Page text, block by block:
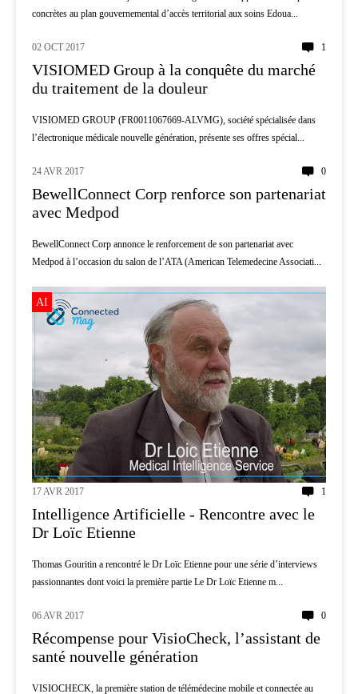
concrètes au plan gouvernemental d’accès territorial aux soins Edoua...
PATIENTS
02 OCT 2017 1
VISIOMED Group à la conquête du marché
du traitement de la douleur
VISIOMED GROUP (FR0011067669-ALVMG), société spécialisée dans
l’électronique médicale nouvelle génération, présente ses offres spécial...
TÉLÉMÉDECINE
24 AVR 2017 0
BewellConnect Corp renforce son partenariat
avec Medpod
BewellConnect Corp annonce le renforcement de son partenariat avec
Medpod à l’occasion du salon de l’ATA (American Telemedecine Associati...
AI
17 AVR 2017 1
Intelligence Artificielle - Rencontre avec le
Dr Loïc Etienne
Thomas Gouritin a rencontré le Dr Loïc Etienne pour une série d’interviews
passionnantes dont voici la première partie Le Dr Loïc Etienne m...
MÉDECINE
06 AVR 2017 0
Récompense pour VisioCheck, l’assistant de
santé nouvelle génération
VISIOCHECK, la première station de télémédecine mobile et connectée au